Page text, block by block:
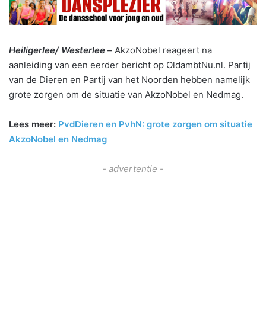
Heiligerlee/ Westerlee – AkzoNobel reageert na
aanleiding van een eerder bericht op OldambtNu.nl. Partij
van de Dieren en Partij van het Noorden hebben namelijk
grote zorgen om de situatie van AkzoNobel en Nedmag.
Lees meer: PvdDieren en PvhN: grote zorgen om situatie
AkzoNobel en Nedmag
- advertentie -